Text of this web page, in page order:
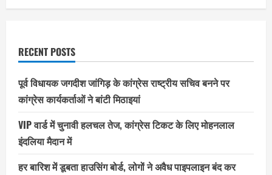
RECENT POSTS
पूर्व विधायक जगदीश जांगिड़ के कांग्रेस राष्ट्रीय सचिव बनने पर
कांग्रेस कार्यकर्ताओं ने बांटी मिठाइयां
VIP वार्ड में चुनावी हलचल तेज, कांग्रेस टिकट के लिए मोहनलाल
इंदलिया मैदान में
हर बारिश में डूबता हाउसिंग बोर्ड, लोगों ने अवैध पाइपलाइन बंद कर